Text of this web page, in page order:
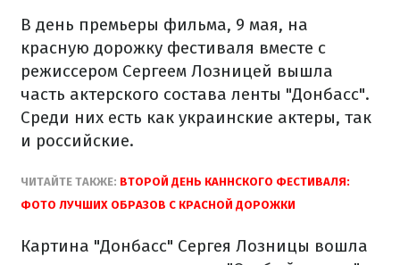
В день премьеры фильма, 9 мая, на
красную дорожку фестиваля вместе с
режиссером Сергеем Лозницей вышла
часть актерского состава ленты "Донбасс".
Среди них есть как украинские актеры, так
и российские.
ЧИТАЙТЕ ТАКЖЕ: ВТОРОЙ ДЕНЬ КАННСКОГО ФЕСТИВАЛЯ:
ФОТО ЛУЧШИХ ОБРАЗОВ С КРАСНОЙ ДОРОЖКИ
Картина "Донбасс" Сергея Лозницы вошла